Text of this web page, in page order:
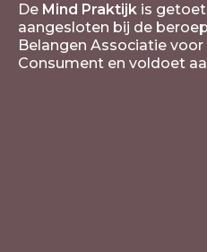
De Mind Praktijk is
aangesloten bij de
Belangen Associatie
Consument en voldoet